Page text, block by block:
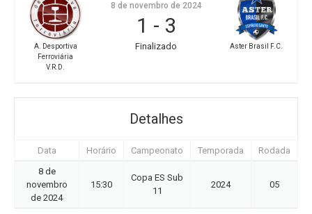
A. Desportiva
Ferroviária
V.R.D.
Aster Brasil F.C.
8 de novembro de 2024
1 - 3
Finalizado
Detalhes
Data Horário Campeonato Temporada
Rodada
8 de
novembro
de 2024
15:30
Copa ES Sub
11
2024 05